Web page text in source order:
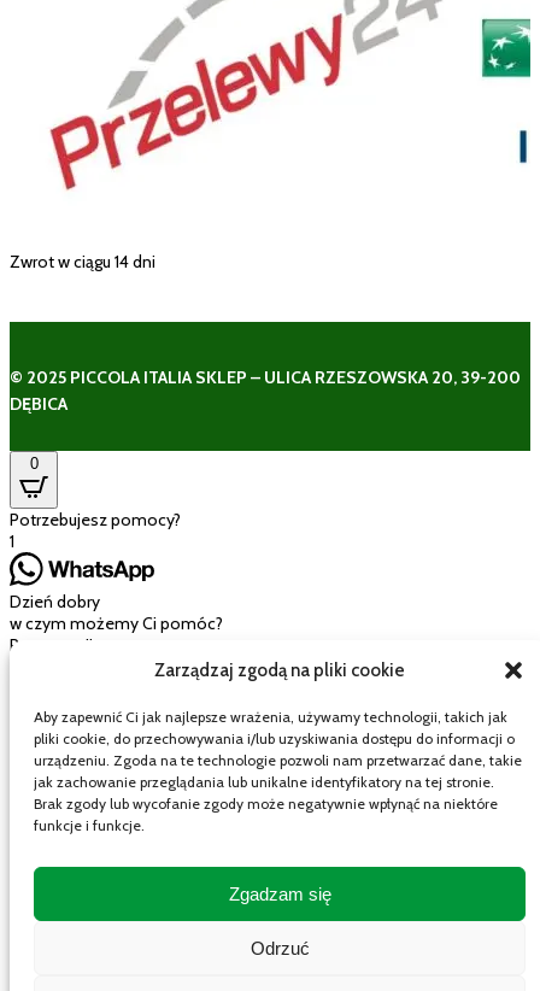
Zarządzaj zgodą na pliki cookie
Aby zapewnić Ci jak najlepsze wrażenia, używamy technologii, takich jak
pliki cookie, do przechowywania i/lub uzyskiwania dostępu do informacji o
urządzeniu. Zgoda na te technologie pozwoli nam przetwarzać dane, takie
jak zachowanie przeglądania lub unikalne identyfikatory na tej stronie.
Brak zgody lub wycofanie zgody może negatywnie wpłynąć na niektóre
funkcje i funkcje.
Zgadzam się
Odrzuć
Zwrot w ciągu 14 dni
© 2025 PICCOLA ITALIA SKLEP – ULICA RZESZOWSKA 20, 39-200
DĘBICA
0
Potrzebujesz pomocy?
1
Dzień dobry
w czym możemy Ci pomóc?
Rozpocznij czat
Mój wózek
Twój koszyk jest pusty.
Wygląda na to, że jeszcze nic nie wybrałeś